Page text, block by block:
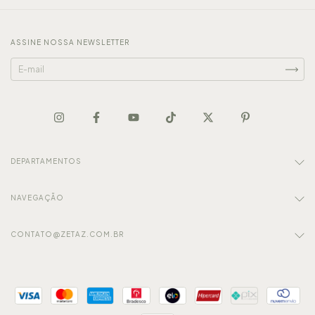
ASSINE NOSSA NEWSLETTER
DEPARTAMENTOS
NAVEGAÇÃO
CONTATO@ZETAZ.COM.BR